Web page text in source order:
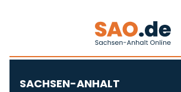
SACHSEN-ANHALT